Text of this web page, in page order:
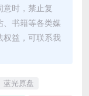
时，禁止复
、书籍等各类媒
权益，可联系我
蓝光原盘